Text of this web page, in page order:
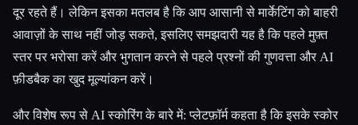
दूर रहते हैं। लेकिन इसका मतलब है कि आप आसानी से मार्केटिंग को बाहरी
आवाज़ों के साथ नहीं जोड़ सकते, इसलिए समझदारी यह है कि पहले मुफ़्त
स्तर पर भरोसा करें और भुगतान करने से पहले प्रश्नों की गुणवत्ता और AI
फ़ीडबैक का खुद मूल्यांकन करें।
और विशेष रूप से AI स्कोरिंग के बारे में: प्लेटफ़ॉर्म कहता है कि इसके स्कोर